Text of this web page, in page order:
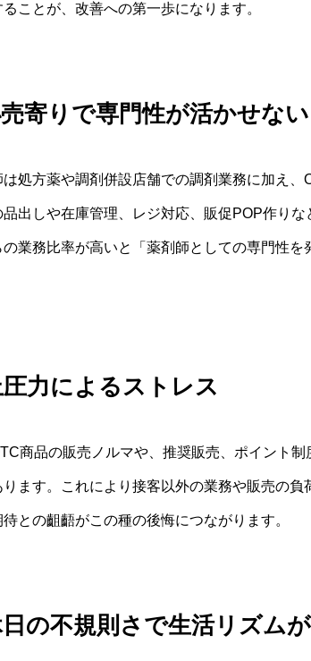
ことが、改善への第一歩になります。
寄りで専門性が活かせない
は処方薬や調剤併設店舗での調剤業務に加え
出しや在庫管理、レジ対応、販促POP作り
業務比率が高いと「薬剤師としての専門性
力によるストレス
商品の販売ノルマや、推奨販売、ポイント
ます。これにより接客以外の業務や販売の負
との齟齬がこの種の後悔につながります。
の不規則さで生活リズム